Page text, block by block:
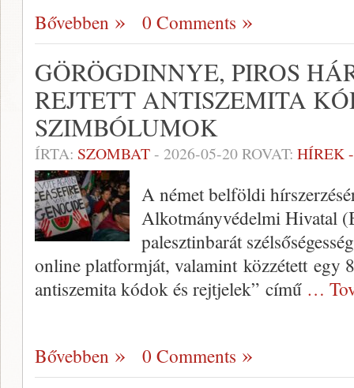
Bővebben 0 Comments
GÖRÖGDINNYE, PIROS
REJTETT ANTISZEMITA
SZIMBÓLUMOK
ÍRTA: SZOMBAT- 2026-05-20ROVAT: HÍREK
A német belföldi
Alkotmányvédelmi Hivatal
palesztinbarát
online platformját, valamint közzétett egy
antiszemita kódok és rejtjelek” című …
Bővebben 0 Comments